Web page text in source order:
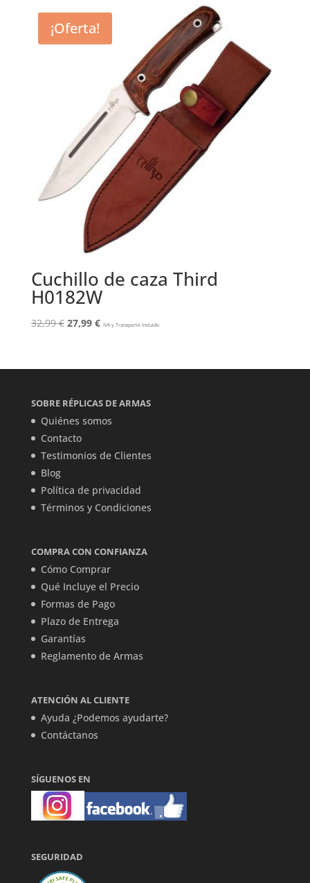
¡Oferta!
Cuchillo de caza Third
H0182W
32,99€ El
era:
27,99 €El
es:
IVA y Transporte Incluido
SOBRE RÉPLICAS DE ARMAS
Quiénes somos
Contacto
Testimonios de Clientes
Blog
Política de privacidad
Términos y Condiciones
COMPRA CON CONFIANZA
Cómo Comprar
Qué Incluye el Precio
Formas de Pago
Plazo de Entrega
Garantías
Reglamento de Armas
ATENCIÓN AL CLIENTE
Ayuda ¿Podemos ayudarte?
Contáctanos
SÍGUENOS EN
SEGURIDAD